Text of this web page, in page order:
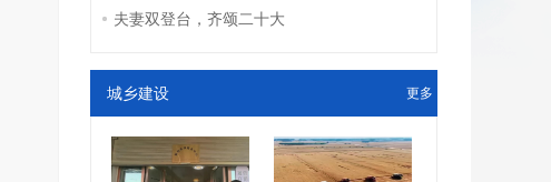
夫妻双登台，齐颂二十大
城乡建设 更多